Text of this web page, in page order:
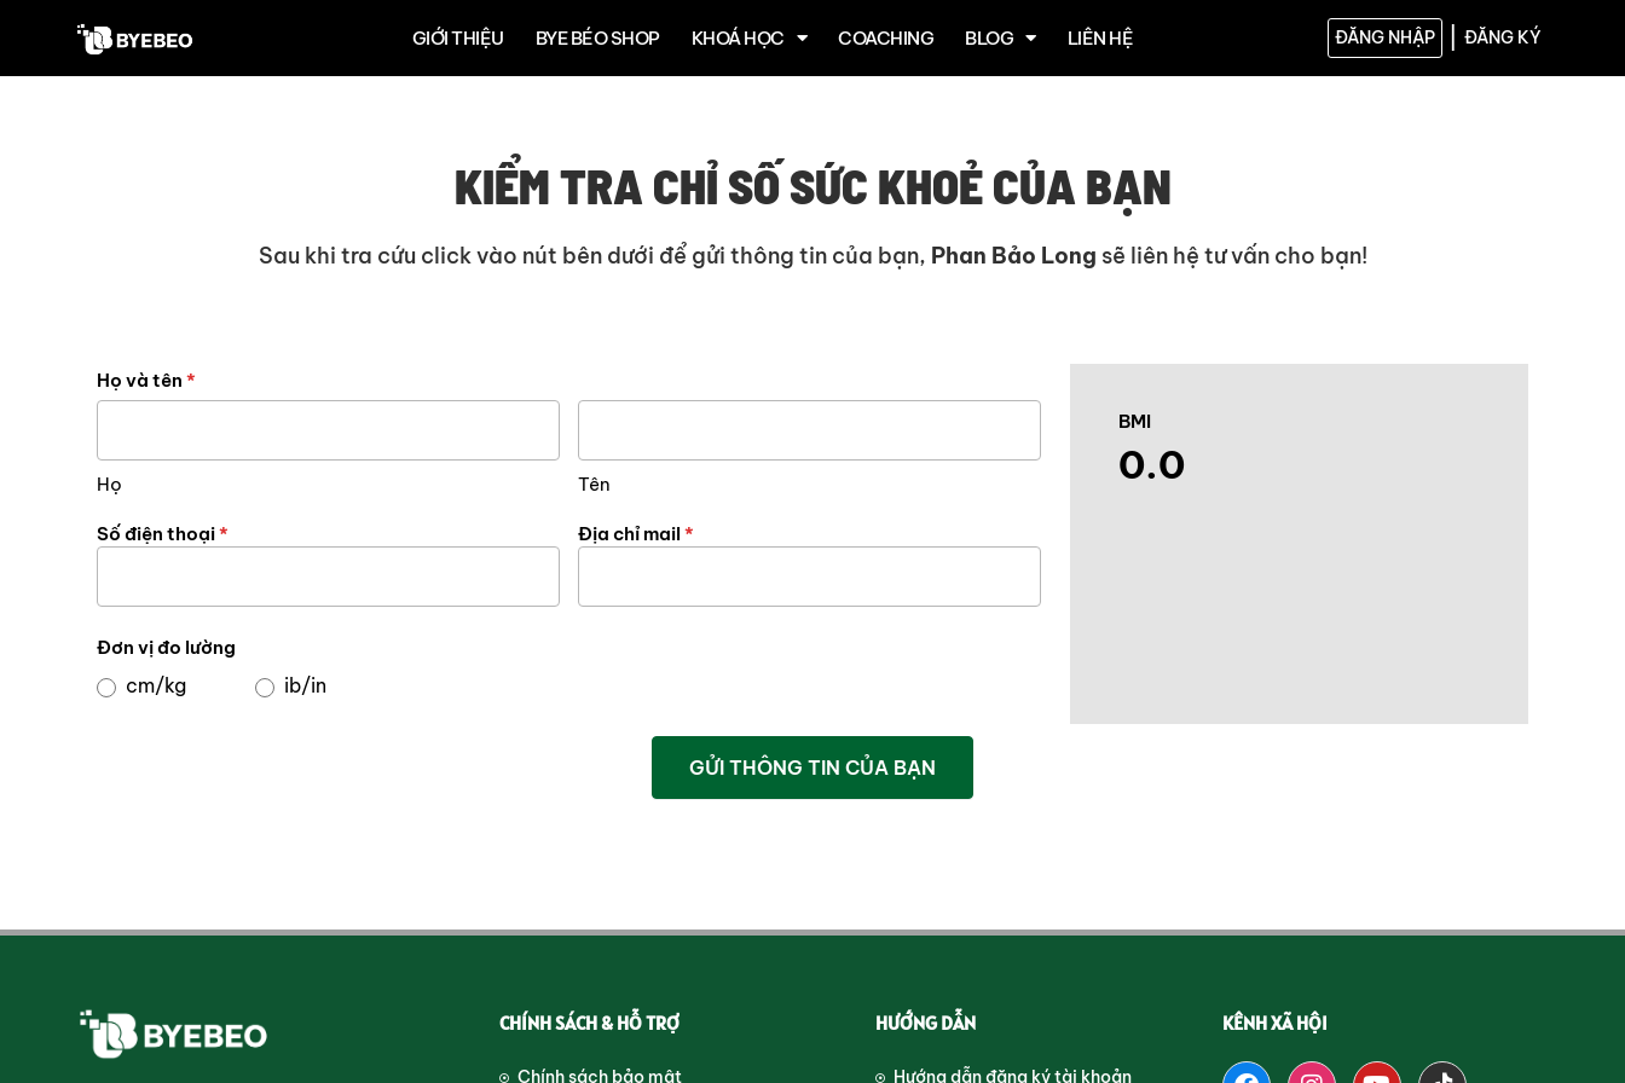
GIỚI THIỆU BYE BÉO SHOP KHOÁ HỌC COACHING BLOG LIÊN HỆ ĐĂNG NHẬP ĐĂNG KÝ
KIỂM TRA CHỈ SỐ SỨC KHOẺ CỦA BẠN
Sau khi tra cứu click vào nút bên dưới để gửi thông tin của bạn, Phan Bảo Long sẽ liên hệ tư vấn cho bạn!
BMI
Byebeo
Họ và tên *
Họ
Họ
Tên
Tên
Số điện thoại* Địa chỉ mail*
Đơn vị đo lường
cm/kg ib/in
BMI
GỬI THÔNG TIN CỦA BẠN
CHÍNH SÁCH & HỖ TRỢ
Chính sách bảo mật
HƯỚNG DẪN
Hướng dẫn đăng ký tài khoản
KÊNH XÃ HỘI